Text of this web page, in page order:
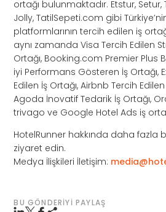
ortağı bulunmaktadır. Etstur,
Jolly, TatilSepeti.com gibi
platformlarının tercih edilen iş
aynı zamanda Visa Tercih Edilen
Ortağı, Booking.com Premier Plus
iyi Performans Gösteren İş Ortağı,
Edilen İş Ortağı, Airbnb Tercih Edilen
Agoda İnovatif Tedarik İş Ortağı,
trivago ve Google Hotel Ads iş
HotelRunner hakkında daha fazla
ziyaret edin.
Medya İlişkileri İletişim:
BU GÖNDERIYI PAYLAŞ